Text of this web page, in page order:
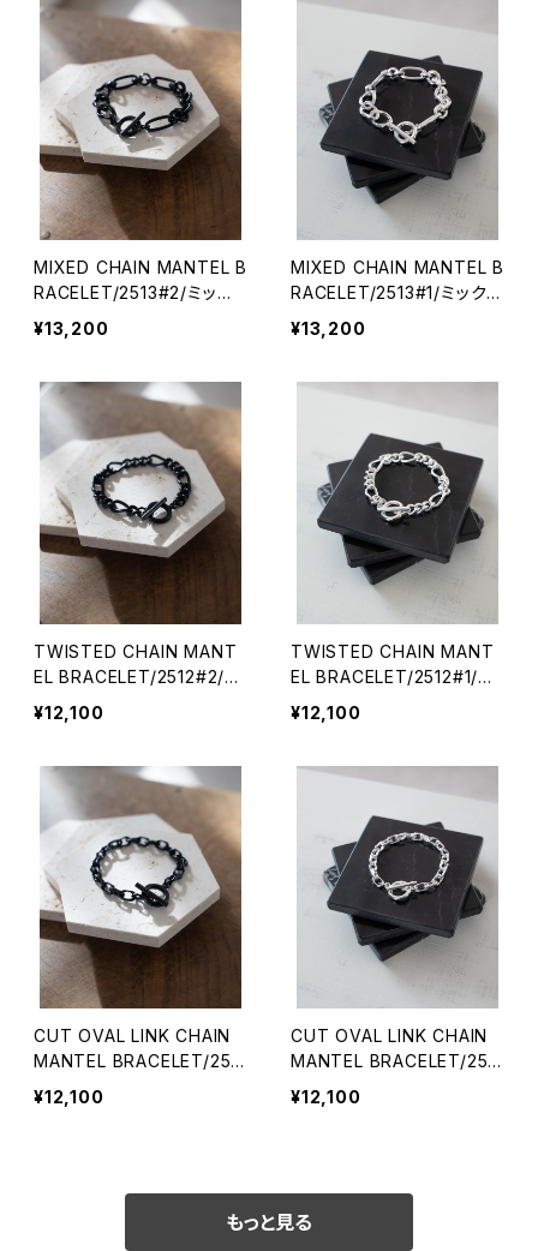
MIXED CHAIN MANTEL B
RACELET/2513#2/ミック
スチェーンマンテルブレスレ
¥13,200
MIXED CHAIN MANTEL B
RACELET/2513#1/ミックス
チェーンマンテルブレスレッ
¥13,200
TWISTED CHAIN MANT
EL BRACELET/2512#2/ツ
イストチェーンマンテルブレ
スレット
¥12,100
TWISTED CHAIN MANT
EL BRACELET/2512#1/ツ
イストチェーンマンテルブレ
スレット
¥12,100
CUT OVAL LINK CHAIN
MANTEL BRACELET/2511
#2/カットアズキチェーンマ
ンテルブレスレット
¥12,100
CUT OVAL LINK CHAIN
MANTEL BRACELET/2511
#1/カットアズキチェーンマ
ンテルブレスレット
¥12,100
もっと見る